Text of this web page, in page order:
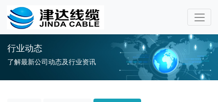
行业动态
了解最新公司动态及行业资讯